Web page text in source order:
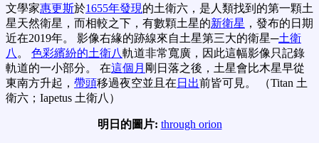
文學家惠更斯於1655年發現的土衛六，是人類找到的第一顆土
星天然衛星，而相較之下，有數顆土星的新衛星 ，發布的日期
近在2019年。 影像右緣的跡線來自土星第三大的衛星─土衛
八 。 色彩繽紛的土衛八軌道非常寬廣，因此這幅影像只記錄
軌道的一小部分。 在這個月 剛日落之後，土星會比木星早從
東南方升起， 帶頭移過夜空並且在 日出前皆可見。 （Titan 土
衛六；Iapetus 土衛八）
明日的圖片: through orion